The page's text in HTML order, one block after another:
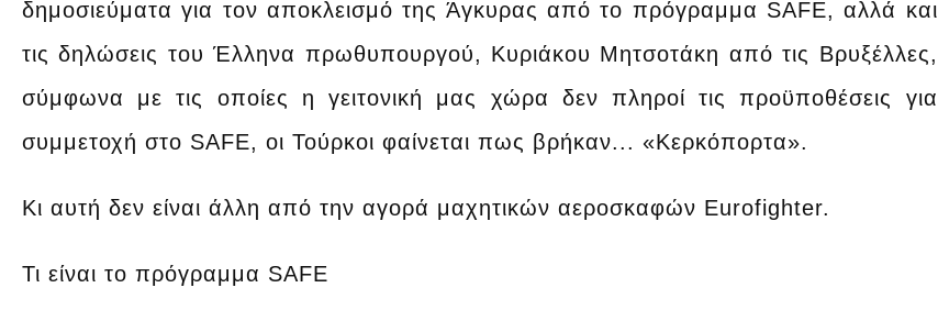
δημοσιεύματα για τον αποκλεισμό της Άγκυρας από το πρόγραμμα SAFE, αλλά και
τις δηλώσεις του Έλληνα πρωθυπουργού, Κυριάκου Μητσοτάκη από τις Βρυξέλλες,
σύμφωνα με τις οποίες η γειτονική μας χώρα δεν πληροί τις προϋποθέσεις για
συμμετοχή στο SAFE, οι Τούρκοι φαίνεται πως βρήκαν... «Κερκόπορτα».
Κι αυτή δεν είναι άλλη από την αγορά μαχητικών αεροσκαφών Eurofighter.
Τι είναι το πρόγραμμα SAFE